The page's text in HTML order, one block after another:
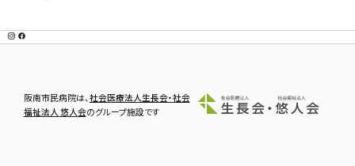
阪南市民病院は、社会医療法人生長会・社会
福祉法人 悠人会のグループ施設です